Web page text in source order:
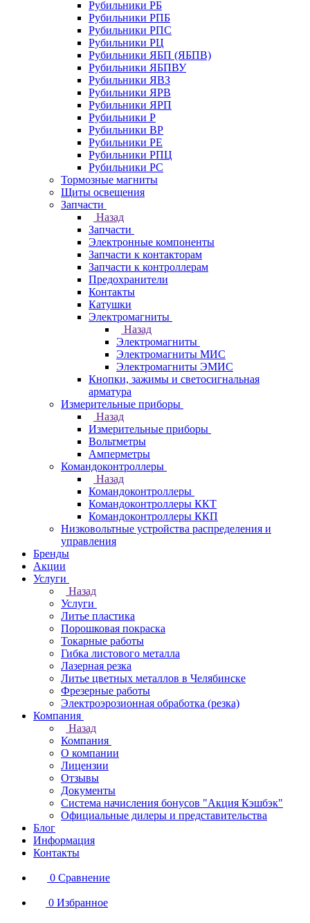
Рубильники РБ
Рубильники РПБ
Рубильники РПС
Рубильники РЦ
Рубильники ЯБП (ЯБПВ)
Рубильники ЯБПВУ
Рубильники ЯВЗ
Рубильники ЯРВ
Рубильники ЯРП
Рубильники Р
Рубильники ВР
Рубильники РЕ
Рубильники РПЦ
Рубильники РС
Тормозные магниты
Щиты освещения
Запчасти
Назад
Запчасти
Электронные компоненты
Запчасти к контакторам
Запчасти к контроллерам
Предохранители
Контакты
Катушки
Электромагниты
Назад
Электромагниты
Электромагниты МИС
Электромагниты ЭМИС
Кнопки, зажимы и светосигнальная
арматура
Измерительные приборы
Назад
Измерительные приборы
Вольтметры
Амперметры
Командоконтроллеры
Назад
Командоконтроллеры
Командоконтроллеры ККТ
Командоконтроллеры ККП
Низковольтные устройства распределения и
управления
Бренды
Акции
Услуги
Назад
Услуги
Литье пластика
Порошковая покраска
Токарные работы
Гибка листового металла
Лазерная резка
Литье цветных металлов в Челябинске
Фрезерные работы
Электроэрозионная обработка (резка)
Компания
Назад
Компания
О компании
Лицензии
Отзывы
Документы
Система начисления бонусов "Акция Кэшбэк"
Официальные дилеры и представительства
Блог
Информация
Контакты
0 Сравнение
0 Избранное